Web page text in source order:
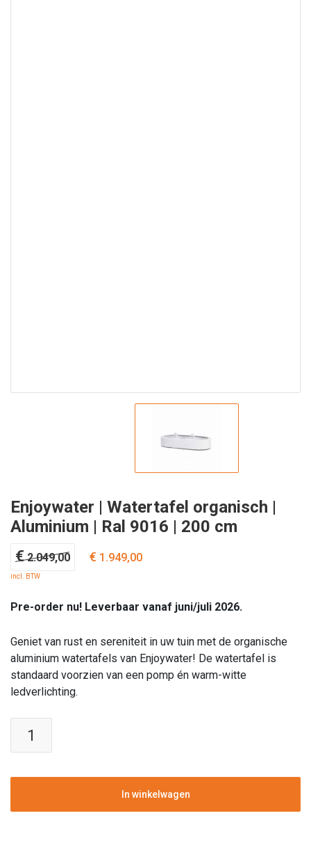
Enjoywater | Watertafel organisch |
Aluminium | Ral 9016 | 200 cm
€2.049,00
Oorspronkelijke
€ 2.049,00.
€ 1.949,00
€ 1.949,00.
incl. BTW
Pre-order nu! Leverbaar vanaf juni/juli 2026.
Geniet van rust en sereniteit in uw tuin met de organische
aluminium watertafels van Enjoywater! De watertafel is
standaard voorzien van een pomp én warm-witte
ledverlichting.
organisch
Aluminium
In winkelwagen